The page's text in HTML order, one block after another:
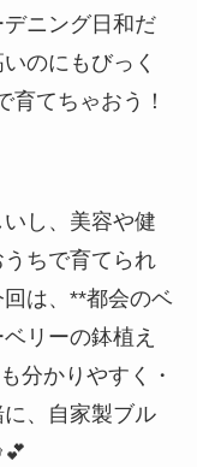
ニング日和だ
のにもびっく
育てちゃおう！
し、美容や健
ちで育てられ
は、**都会のベ
リーの鉢植え
分かりやすく・
、自家製ブル